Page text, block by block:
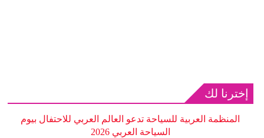
إخترنا لك
المنظمة العربية للسياحة تدعو العالم العربي للاحتفال بيوم
السياحة العربي 2026